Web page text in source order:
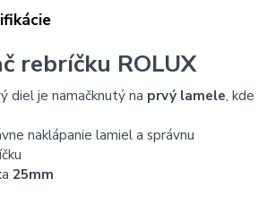
rebríčku ROLUX
diel je namačknutý na prvý lamele, kde
naklápanie lamiel a správnu
25mm